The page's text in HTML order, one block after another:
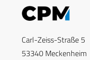
Carl-Zeiss-Straße 5
53340 Meckenheim